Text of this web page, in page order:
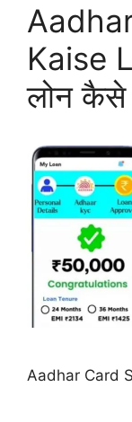
Kaise
लोन
Aadhar Card